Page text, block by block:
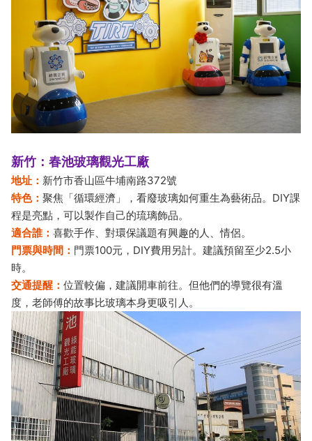
新竹：春池玻璃觀光工廠
地址： 新竹市香山區牛埔南路372號
特色： 聚焦「循環經濟」，看廢玻璃如何重生為藝術品。DIY課
程是亮點，可以製作自己的琉璃飾品。
適合誰： 喜歡手作、對環保議題有興趣的人、情侶。
門票與時間： 門票100元，DIY費用另計。建議預留至少2.5小
時。
交通提醒： 位置較偏，建議開車前往。但他們的導覽很有溫
度，老師傅的故事比玻璃本身更吸引人。